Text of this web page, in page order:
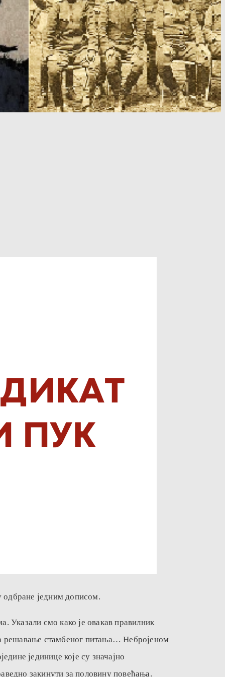
одбране једним дописом.
Указали смо како је овакав правилник
решавање стамбеног питања… Небројеном
јединице које су значајно
закинути за половину повећања.